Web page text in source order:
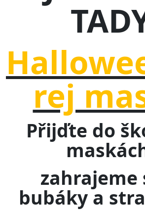
rej
Přijďte do
zahrajeme
bubáky a